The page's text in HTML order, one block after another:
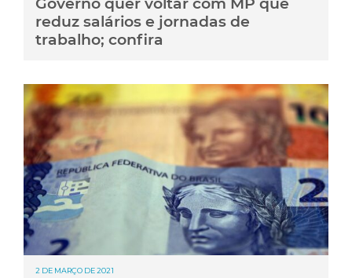
reduz salários e jornadas de
trabalho; confira
2 DE MARÇO DE 2021